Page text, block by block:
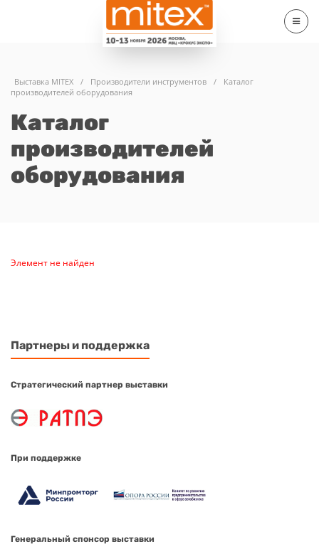
Выставка MITEX / Производители инструментов /
Каталог
производителей оборудования
Каталог
производителей
оборудования
Элемент не найден
Партнеры и поддержка
Стратегический партнер выставки
При поддержке
Генеральный спонсор выставки